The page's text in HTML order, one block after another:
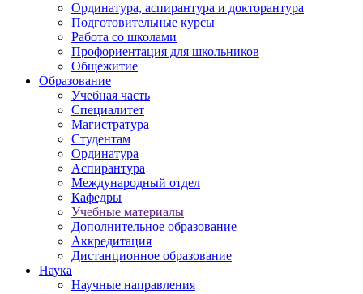
Ординатура, аспирантура и докторантура
Подготовительные курсы
Работа со школами
Профориентация для школьников
Общежитие
Образование
Учебная часть
Специалитет
Магистратура
Студентам
Ординатура
Аспирантура
Международный отдел
Кафедры
Учебные материалы
Дополнительное образование
Аккредитация
Дистанционное образование
Наука
Научные направления